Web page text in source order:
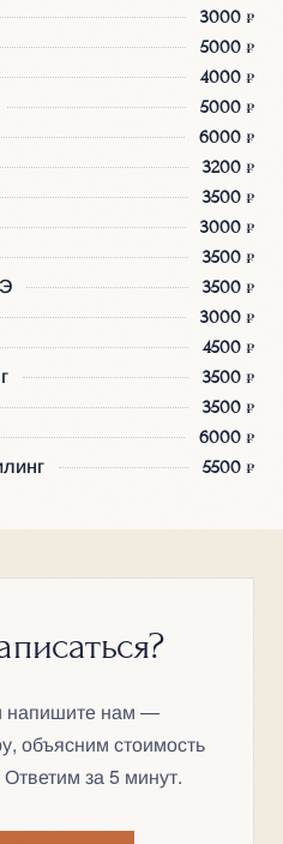
3000 ₽
5000 ₽
4000 ₽
5000 ₽
6000 ₽
3200 ₽
3500 ₽
3000 ₽
3500 ₽
3500 ₽
3000 ₽
4500 ₽
3500 ₽
3500 ₽
6000 ₽
5500 ₽
напишите нам —
объясним стоимость
за 5 минут.